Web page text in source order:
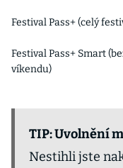
Festival Pass+ (celý
Festival Pass+ Smart
víkendu)
TIP: Uvolnění
Nestihli jste